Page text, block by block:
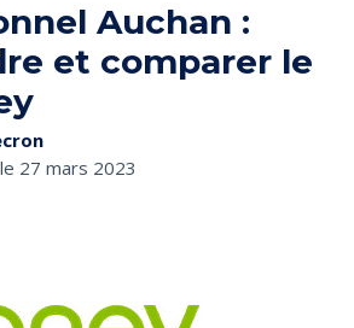
Auchan :
et comparer le
27 mars 2023